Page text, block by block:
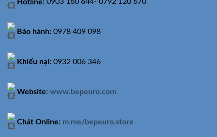
Hotline: 0903 160 644- 0792 120 670
Bảo hành: 0978 409 098
Khiếu nại: 0932 006 346
Website: www.bepeuro.com
Chát Online: m.me/bepeuro.store